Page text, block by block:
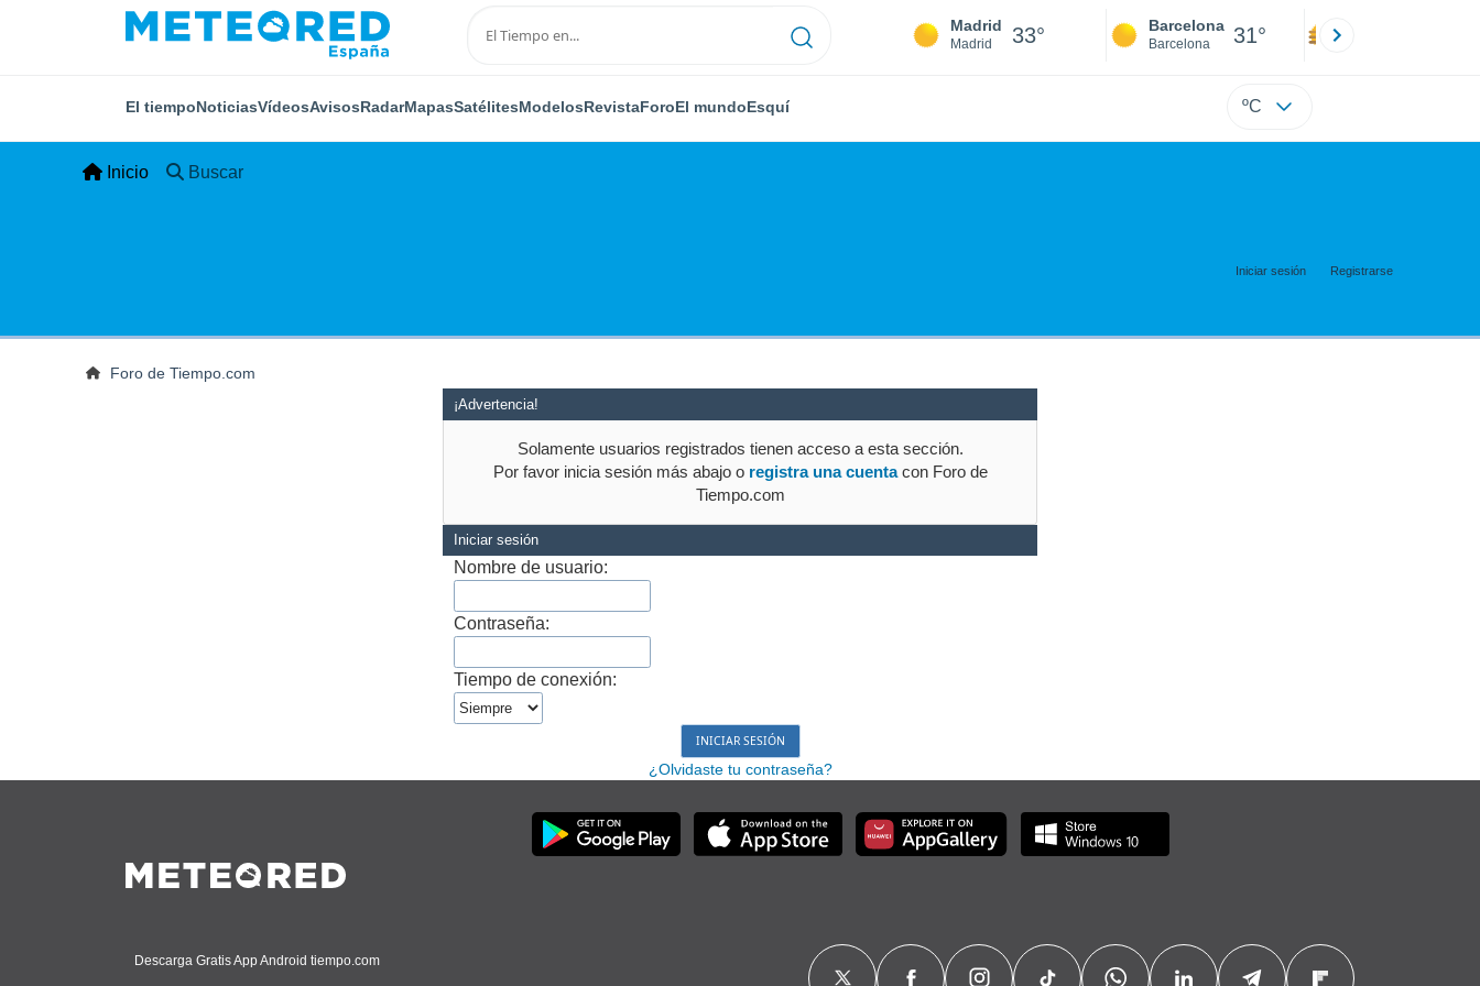
Madrid
Madrid 33° Barcelona
Barcelona 31°
El tiempoNoticiasVídeosAvisosRadarMapasSatélitesModelosRevistaForoEl mundoEsquí ºC
Inicio Buscar
Iniciar sesión Registrarse
Foro de Tiempo.com
¡Advertencia!
Solamente usuarios registrados tienen acceso a esta sección.
Por favor inicia sesión más abajo o registra una cuentacon Foro de
Tiempo.com
Iniciar sesión
Nombre de usuario:
Contraseña:
Tiempo de conexión:
¿Olvidaste tu contraseña?
Descarga Gratis App Android tiempo.com